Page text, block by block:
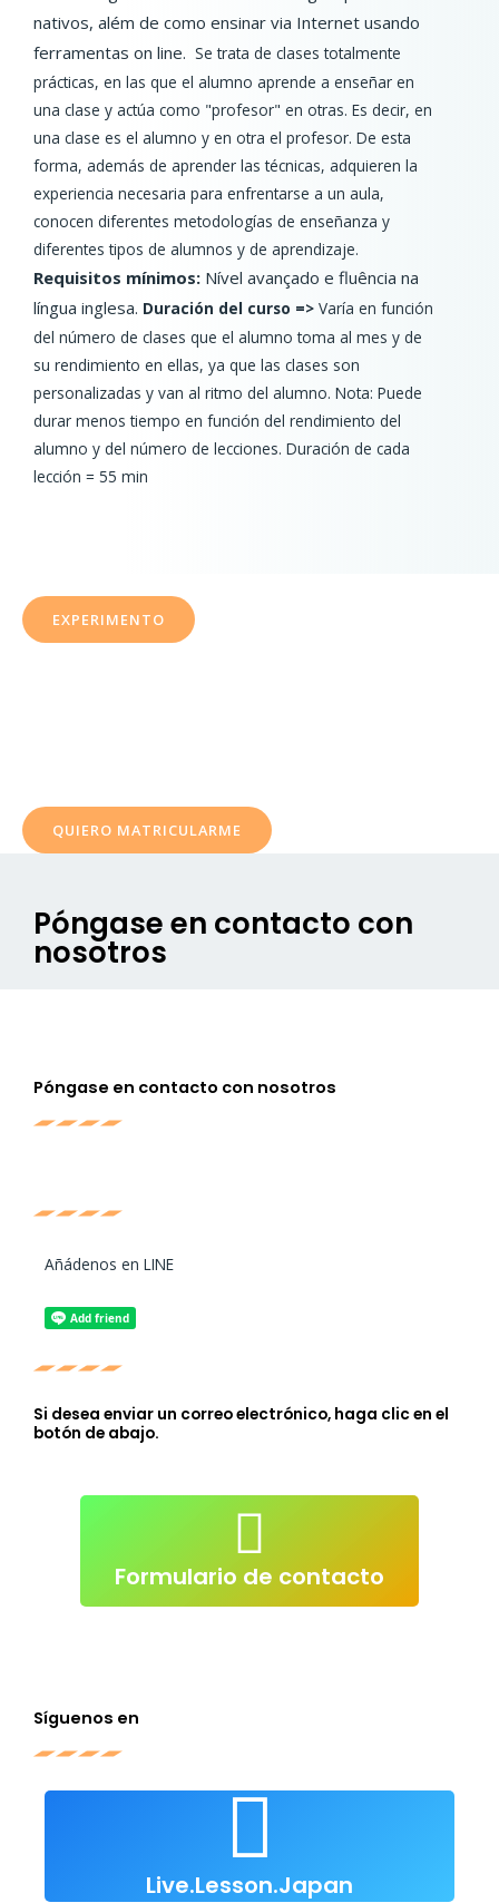
nativos, além de como ensinar via Internet usando
ferramentas on line. Se trata de clases totalmente
prácticas, en las que el alumno aprende a enseñar en
una clase y actúa como "profesor" en otras. Es decir, en
una clase es el alumno y en otra el profesor. De esta
forma, además de aprender las técnicas, adquieren la
experiencia necesaria para enfrentarse a un aula,
conocen diferentes metodologías de enseñanza y
diferentes tipos de alumnos y de aprendizaje.
Requisitos mínimos: Nível avançado e fluência na
língua inglesa. Duración del curso => Varía en función
del número de clases que el alumno toma al mes y de
su rendimiento en ellas, ya que las clases son
personalizadas y van al ritmo del alumno. Nota: Puede
durar menos tiempo en función del rendimiento del
alumno y del número de lecciones. Duración de cada
lección = 55 min
EXPERIMENTO
QUIERO MATRICULARME
Póngase en contacto con
nosotros
Póngase en contacto con nosotros
Añádenos en LINE
Si desea enviar un correo electrónico, haga clic en el
botón de abajo.
Formulario de contacto
Haga clic para
enviar correo
electrónico
atendimento@live-lessons.jp
Síguenos en
Live.Lesson.Japan
Japón
Haz clic para seguirnos